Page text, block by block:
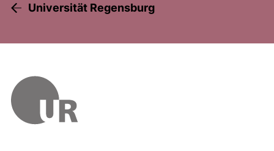
Universität Regensburg